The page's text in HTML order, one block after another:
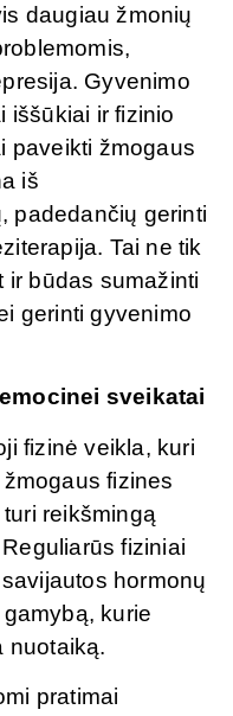
daugiau žmonių
Gyvenimo
iššūkiai ir fizinio
paveikti žmogaus
iš
padedančių gerinti
Tai ne tik
ir būdas sumažinti
gerinti gyvenimo
sveikatai
fizinė veikla, kuri
fizines
reikšmingą
fiziniai
hormonų
kurie
nuotaiką.
pratimai